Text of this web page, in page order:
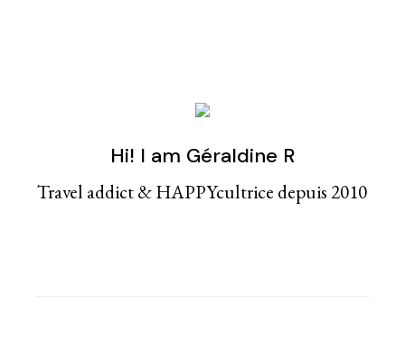
Hi! I am Géraldine R
Travel addict & HAPPYcultrice depuis 2010